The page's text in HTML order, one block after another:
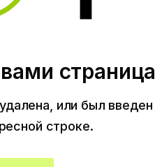
или был введен
строке.